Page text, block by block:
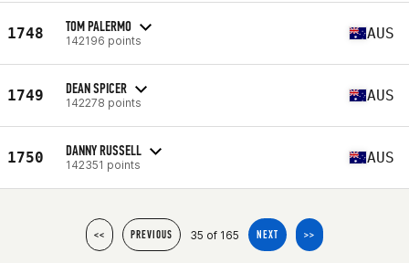
1748 TOM PALERMO
142196 points AUS
1749 DEAN SPICER
142278 points AUS
1750 DANNY RUSSELL
142351 points AUS
<< PREVIOUS 35 of 165 NEXT >>